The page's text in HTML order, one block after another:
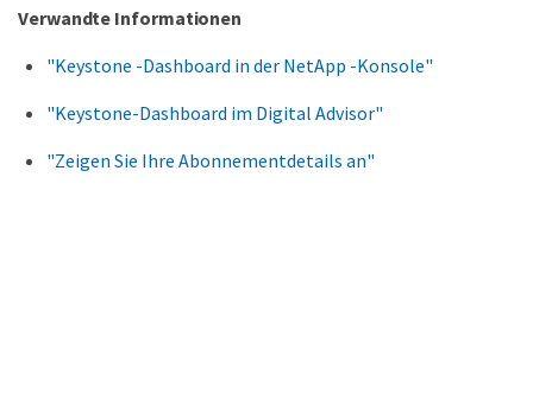
Verwandte Informationen
"Keystone -Dashboard in der NetApp -Konsole"
"Keystone-Dashboard im Digital Advisor"
"Zeigen Sie Ihre Abonnementdetails an"